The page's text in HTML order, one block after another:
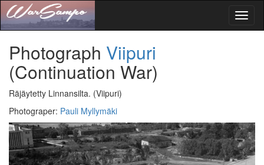
Photograph Viipuri
(Continuation War)
Räjäytetty Linnansilta. (Viipuri)
Photograper: Pauli Myllymäki